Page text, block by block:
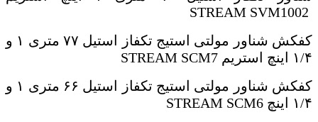
STREAM SVM1002
کفکش شناور مولتی استیج تکفاز استیل ۷۷ متری ۱ و
۱/۴ اینچ استریم
STREAM SCM7
کفکش شناور مولتی استیج تکفاز استیل ۶۶ متری ۱ و
۱/۴ اینچ
STREAM SCM6